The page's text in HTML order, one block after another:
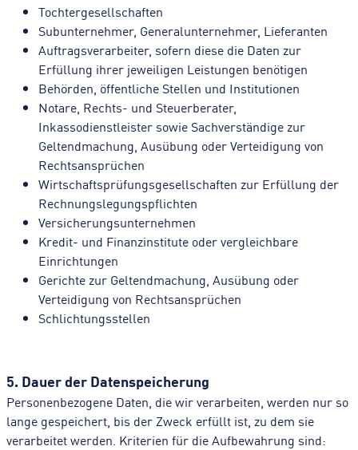
Tochtergesellschaften
Subunternehmer, Generalunternehmer, Lieferanten
Auftragsverarbeiter, sofern diese die Daten zur
Erfüllung ihrer jeweiligen Leistungen benötigen
Behörden, öffentliche Stellen und Institutionen
Notare, Rechts- und Steuerberater,
Inkassodienstleister sowie Sachverständige zur
Geltendmachung, Ausübung oder Verteidigung von
Rechtsansprüchen
Wirtschaftsprüfungsgesellschaften zur Erfüllung der
Rechnungslegungspflichten
Versicherungsunternehmen
Kredit- und Finanzinstitute oder vergleichbare
Einrichtungen
Gerichte zur Geltendmachung, Ausübung oder
Verteidigung von Rechtsansprüchen
Schlichtungsstellen
5. Dauer der Datenspeicherung
Personenbezogene Daten, die wir verarbeiten, werden nur so
lange gespeichert, bis der Zweck erfüllt ist, zu dem sie
verarbeitet werden. Kriterien für die Aufbewahrung sind: